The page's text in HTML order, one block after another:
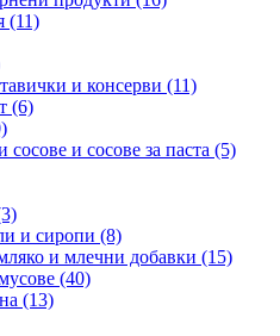
(11)
и консерви (11)
(6)
сосове и сосове за паста (5)
и сиропи (8)
и млечни добавки (15)
(40)
(13)